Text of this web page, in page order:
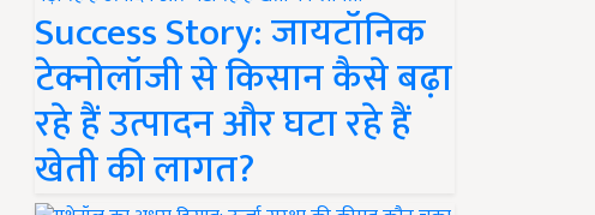
Success Story: जायटॉनिक
टेक्नोलॉजी से किसान कैसे बढ़ा
रहे हैं उत्पादन और घटा रहे हैं
खेती की लागत?